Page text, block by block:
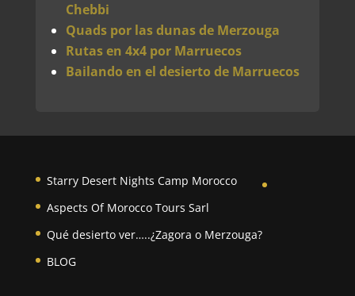
Chebbi
Quads por las dunas de Merzouga
Rutas en 4x4 por Marruecos
Bailando en el desierto de Marruecos
Starry Desert Nights Camp Morocco
Aspects Of Morocco Tours Sarl
Qué desierto ver…..¿Zagora o Merzouga?
BLOG